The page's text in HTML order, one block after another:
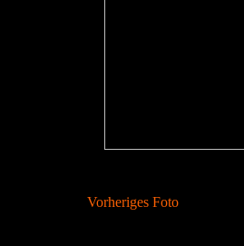
Vorheriges Foto